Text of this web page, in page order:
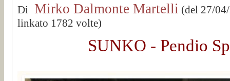
Di Mirko Dalmonte Martelli (del 27/
linkato 1782 volte)
SUNKO - Pendio